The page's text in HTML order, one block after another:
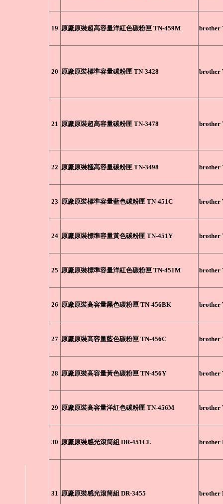
19 原廠原裝超高容量洋紅色碳粉匣 TN-459M brother
20 原廠原裝標準容量碳粉匣 TN-3428 brother
21 原廠原裝超高容量碳粉匣 TN-3478 brother
22 原廠原裝極高容量碳粉匣 TN-3498 brother
23 原廠原裝標準容量藍色碳粉匣 TN-451C brother
24 原廠原裝標準容量黃色碳粉匣 TN-451Y brother
25 原廠原裝標準容量洋紅色碳粉匣 TN-451M brother
26 原廠原裝高容量黑色碳粉匣 TN-456BK brother
27 原廠原裝高容量藍色碳粉匣 TN-456C brother
28 原廠原裝高容量黃色碳粉匣 TN-456Y brother
29 原廠原裝高容量洋紅色碳粉匣 TN-456M brother
30 原廠原裝感光滾筒組 DR-451CL brother
31 原廠原裝感光滾筒組 DR-3455 brother